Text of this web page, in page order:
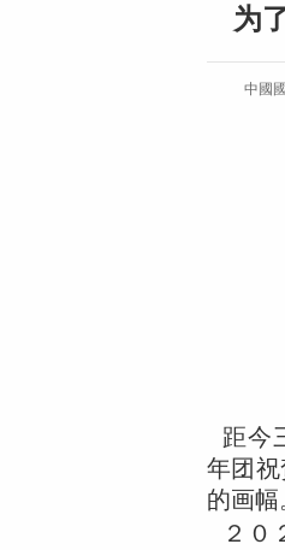
为
中國
距今
年团
的画幅
２０